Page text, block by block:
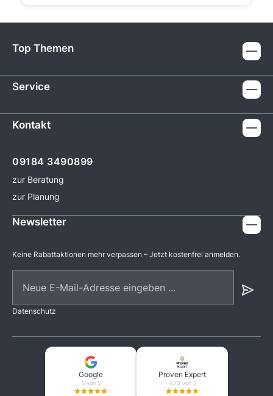
Top Themen
Service
Kontakt
09184 3490899
zur Beratung
zur Planung
Newsletter
Keine Rabattaktionen mehr verpassen – Jetzt kostenfrei anmelden.
Datenschutz
Google
5 von 5
Proven Expert
4.73 von 5